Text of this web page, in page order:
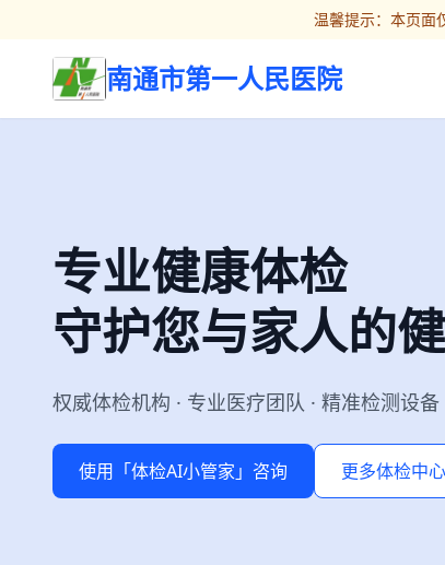
温馨提示：本页面
南通市第一人民医院
专业健康体检
守护您与家人的
权威体检机构 · 专业医疗团队 · 精准检测设
使用「体检AI小管家」咨询 更多体检中心